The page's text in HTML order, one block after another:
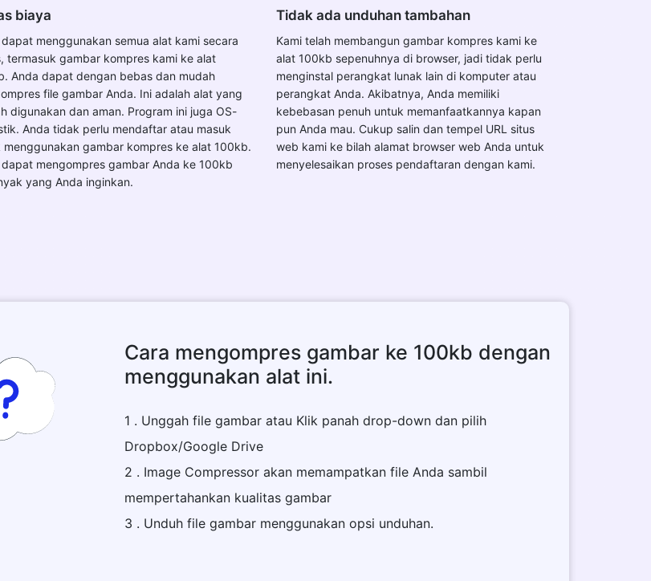
biaya
menggunakan semua alat kami secara
termasuk gambar kompres kami ke alat
Anda dapat dengan bebas dan mudah
file gambar Anda. Ini adalah alat yang
digunakan dan aman. Program ini juga OS-
Anda tidak perlu mendaftar atau masuk
menggunakan gambar kompres ke alat 100kb.
mengompres gambar Anda ke 100kb
yang Anda inginkan.
Tidak ada unduhan tambahan
Kami telah membangun gambar kompres kami ke
alat 100kb sepenuhnya di browser, jadi tidak perlu
menginstal perangkat lunak lain di komputer atau
perangkat Anda. Akibatnya, Anda memiliki
kebebasan penuh untuk memanfaatkannya kapan
pun Anda mau. Cukup salin dan tempel URL situs
web kami ke bilah alamat browser web Anda untuk
menyelesaikan proses pendaftaran dengan kami.
Cara mengompres gambar ke 100kb dengan
menggunakan alat ini.
1 . Unggah file gambar atau Klik panah drop-down dan pilih
Dropbox/Google Drive
2 . Image Compressor akan memampatkan file Anda sambil
mempertahankan kualitas gambar
3 . Unduh file gambar menggunakan opsi unduhan.